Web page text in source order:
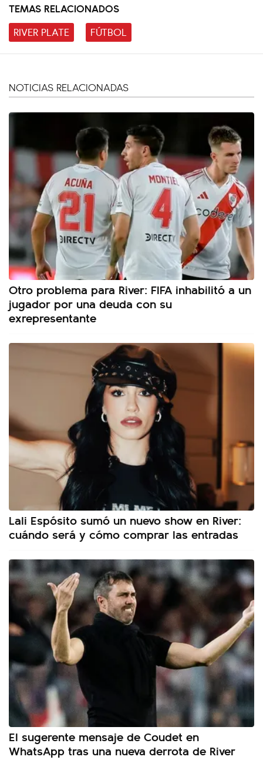
TEMAS RELACIONADOS
RIVER PLATE
FÚTBOL
NOTICIAS RELACIONADAS
Otro problema para River: FIFA inhabilitó a un
jugador por una deuda con su
exrepresentante
Lali Espósito sumó un nuevo show en River:
cuándo será y cómo comprar las entradas
El sugerente mensaje de Coudet en
WhatsApp tras una nueva derrota de River